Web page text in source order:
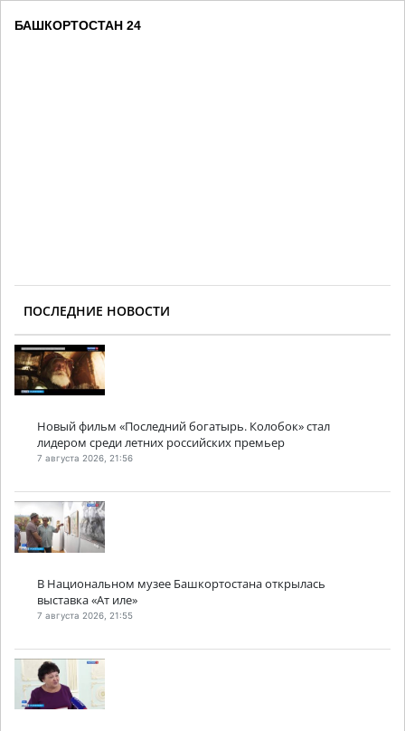
БАШКОРТОСТАН 24
ПОСЛЕДНИЕ НОВОСТИ
Новый фильм «Последний богатырь. Колобок» стал
лидером среди летних российских премьер
7 августа 2026, 21:56
В Национальном музее Башкортостана открылась
выставка «Ат иле»
7 августа 2026, 21:55